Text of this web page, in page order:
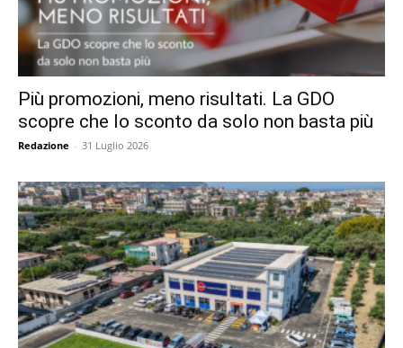
Più promozioni, meno risultati. La GDO
scopre che lo sconto da solo non basta più
Redazione - 31 Luglio 2026